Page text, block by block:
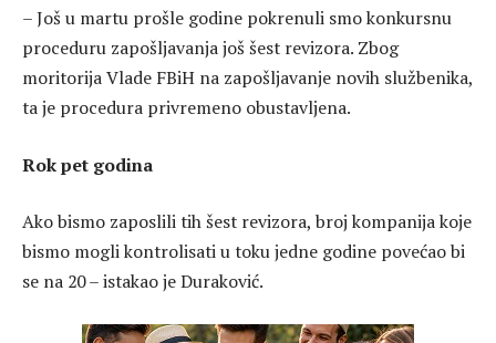
– Još u martu prošle godine pokrenuli smo konkursnu
proceduru zapošljavanja još šest revizora. Zbog
moritorija Vlade FBiH na zapošljavanje novih službenika,
ta je procedura privremeno obustavljena.
Rok pet godina
Ako bismo zaposlili tih šest revizora, broj kompanija koje
bismo mogli kontrolisati u toku jedne godine povećao bi
se na 20 – istakao je Duraković.